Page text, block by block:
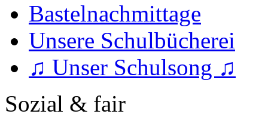
Bastelnachmittage
Unsere Schulbücherei
♫ Unser Schulsong ♫
Sozial & fair